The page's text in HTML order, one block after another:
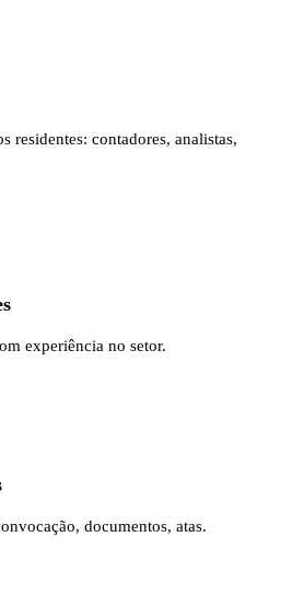
residentes: contadores, analistas,
experiência no setor.
documentos, atas.